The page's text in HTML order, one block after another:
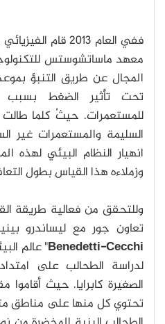
ففي العام 2013 قام الفيزيائي جيف جور "
معهد ماساتشوستس
المجال عن طريق التنبؤ
تحت تأثير الضغط بسبب
للمستعمرات. حيثُ كلما
السليمة والمستعمرات غير
انهيار النظام البيئي
وزملاءه هذا القياس بطول
وللتحقق من فعالية طريقة
تعاون جور مع ليساندرو
Benedetti-Cecchi" عالم
لدراسة الطحالب على
الصغيرة كابرايا. حيث
تحتوي كل منها على مناطق